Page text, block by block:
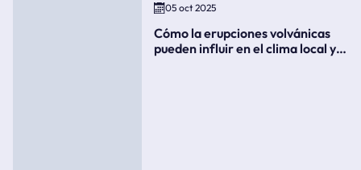
05 oct 2025
Cómo la erupciones volvánicas
pueden influir en el clima local y